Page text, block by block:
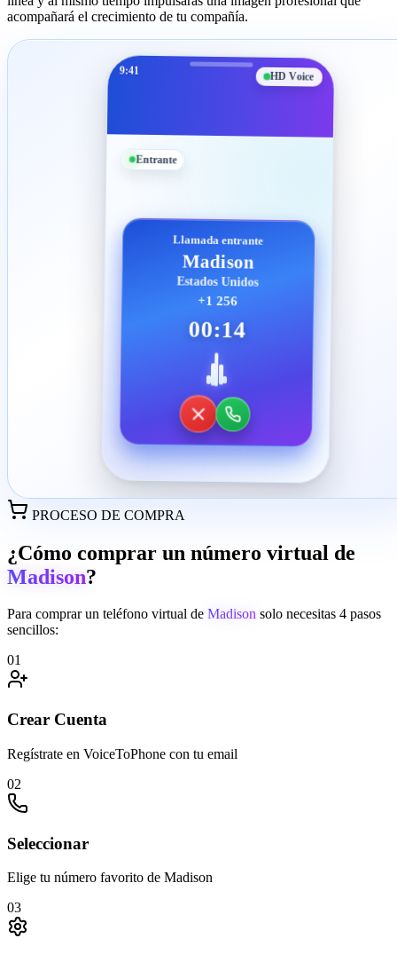
acompañará el crecimiento de tu compañía.
9:41 HD Voice
Entrante
Llamada entrante
Madison
Estados Unidos
+1 256
00:14
PROCESO DE COMPRA
¿Cómo comprar un número virtual de
Madison?
Para comprar un teléfono virtual de Madison solo necesitas 4 pasos
sencillos:
01
Crear Cuenta
Regístrate en VoiceToPhone con tu email
02
Seleccionar
Elige tu número favorito de Madison
03